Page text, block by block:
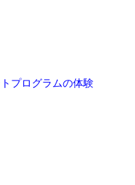
プログラムの体験